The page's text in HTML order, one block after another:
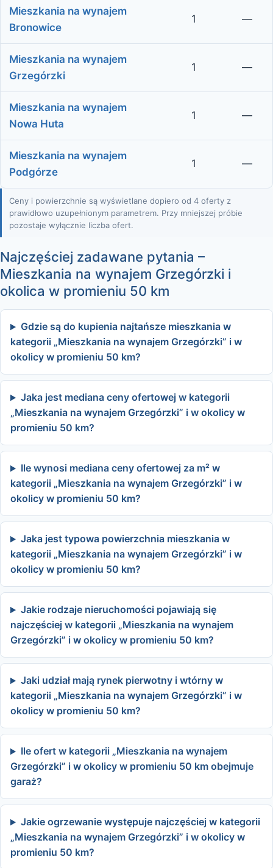
Mieszkania na wynajem
Bronowice
1 —
Mieszkania na wynajem
Grzegórzki
1 —
Mieszkania na wynajem
Nowa Huta
1 —
Mieszkania na wynajem
Podgórze
1 —
Ceny i powierzchnie są wyświetlane dopiero od 4 oferty z
prawidłowo uzupełnionym parametrem. Przy mniejszej próbie
pozostaje wyłącznie liczba ofert.
Najczęściej zadawane pytania –
Mieszkania na wynajem Grzegórzki i
okolica w promieniu 50 km
Gdzie są do kupienia najtańsze mieszkania w
kategorii „Mieszkania na wynajem Grzegórzki” i w
okolicy w promieniu 50 km?
Jaka jest mediana ceny ofertowej w kategorii
„Mieszkania na wynajem Grzegórzki” i w okolicy w
promieniu 50 km?
Ile wynosi mediana ceny ofertowej za m² w
kategorii „Mieszkania na wynajem Grzegórzki” i w
okolicy w promieniu 50 km?
Jaka jest typowa powierzchnia mieszkania w
kategorii „Mieszkania na wynajem Grzegórzki” i w
okolicy w promieniu 50 km?
Jakie rodzaje nieruchomości pojawiają się
najczęściej w kategorii „Mieszkania na wynajem
Grzegórzki” i w okolicy w promieniu 50 km?
Jaki udział mają rynek pierwotny i wtórny w
kategorii „Mieszkania na wynajem Grzegórzki” i w
okolicy w promieniu 50 km?
Ile ofert w kategorii „Mieszkania na wynajem
Grzegórzki” i w okolicy w promieniu 50 km obejmuje
garaż?
Jakie ogrzewanie występuje najczęściej w kategorii
„Mieszkania na wynajem Grzegórzki” i w okolicy w
promieniu 50 km?